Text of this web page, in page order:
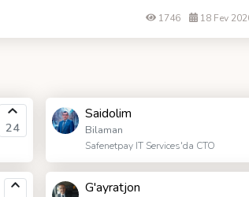
1746 18 Fev
24
Saidolim
Bilaman
Safenetpay IT Services'da CTO
G'ayratjon